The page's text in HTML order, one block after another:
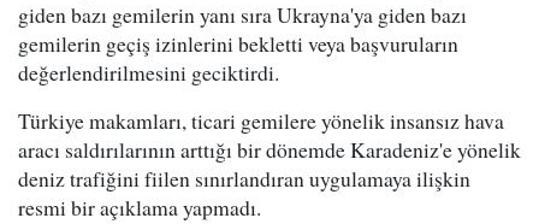
giden bazı gemilerin yanı sıra Ukrayna'ya giden bazı
gemilerin geçiş izinlerini bekletti veya başvuruların
değerlendirilmesini geciktirdi.
Türkiye makamları, ticari gemilere yönelik insansız hava
aracı saldırılarının arttığı bir dönemde Karadeniz'e yönelik
deniz trafiğini fiilen sınırlandıran uygulamaya ilişkin
resmi bir açıklama yapmadı.